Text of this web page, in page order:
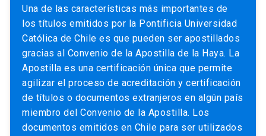
Una de las características más importantes de
los títulos emitidos por la Pontificia Universidad
Católica de Chile es que pueden ser apostillados
gracias al Convenio de la Apostilla de la Haya. La
Apostilla es una certificación única que permite
agilizar el proceso de acreditación y certificación
de títulos o documentos extranjeros en algún país
miembro del Convenio de la Apostilla. Los
documentos emitidos en Chile para ser utilizados